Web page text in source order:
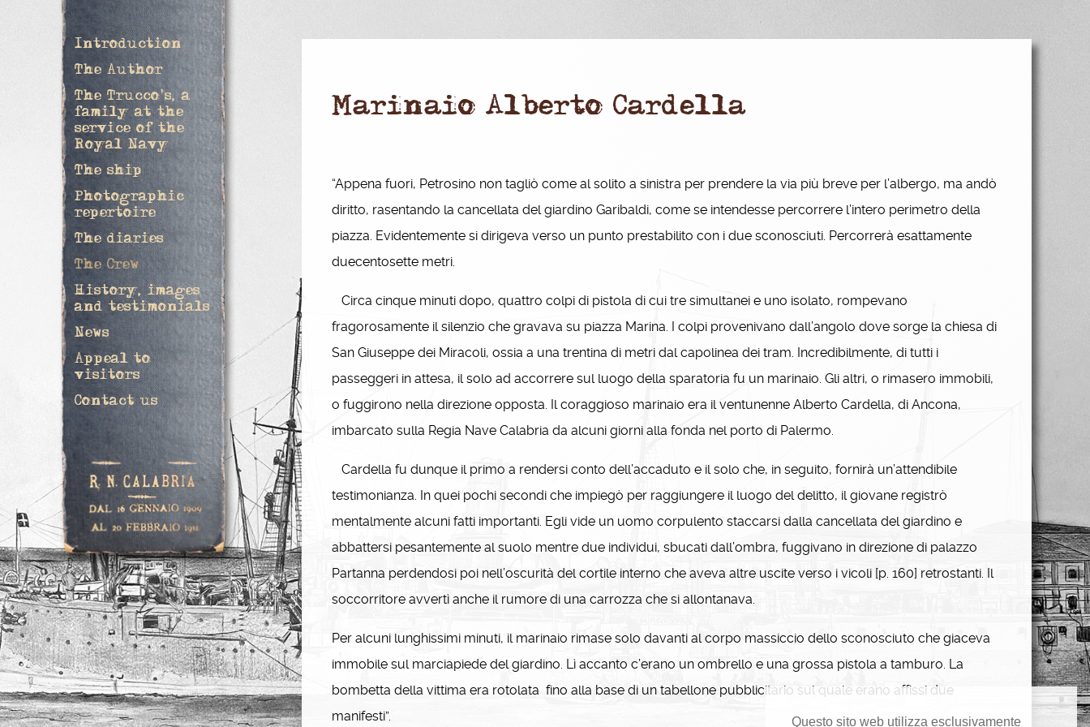
Questo sito web utilizza esclusivamente
Introduction
The Author
The Trucco's, a
family at the
service of the
Royal Navy
The ship
Photographic
repertoire
The diaries
The Crew
History, images
and testimonials
News
Appeal to
visitors
Contact us
Marinaio Alberto Cardella
“Appena fuori, Petrosino non tagliò come al solito a sinistra per prendere la via più breve per l’albergo, ma andò
diritto, rasentando la cancellata del giardino Garibaldi, come se intendesse percorrere l’intero perimetro della
piazza. Evidentemente si dirigeva verso un punto prestabilito con i due sconosciuti. Percorrerà esattamente
duecentosette metri.
Circa cinque minuti dopo, quattro colpi di pistola di cui tre simultanei e uno isolato, rompevano
fragorosamente il silenzio che gravava su piazza Marina. I colpi provenivano dall’angolo dove sorge la chiesa di
San Giuseppe dei Miracoli, ossia a una trentina di metri dal capolinea dei tram. Incredibilmente, di tutti i
passeggeri in attesa, il solo ad accorrere sul luogo della sparatoria fu un marinaio. Gli altri, o rimasero immobili,
o fuggirono nella direzione opposta. Il coraggioso marinaio era il ventunenne Alberto Cardella, di Ancona,
imbarcato sulla Regia Nave Calabria da alcuni giorni alla fonda nel porto di Palermo.
Cardella fu dunque il primo a rendersi conto dell’accaduto e il solo che, in seguito, fornirà un’attendibile
testimonianza. In quei pochi secondi che impiegò per raggiungere il luogo del delitto, il giovane registrò
mentalmente alcuni fatti importanti. Egli vide un uomo corpulento staccarsi dalla cancellata del giardino e
abbattersi pesantemente al suolo mentre due individui, sbucati dall’ombra, fuggivano in direzione di palazzo
Partanna perdendosi poi nell’oscurità del cortile interno che aveva altre uscite verso i vicoli [p. 160] retrostanti. Il
soccorritore avvertì anche il rumore di una carrozza che si allontanava.
Per alcuni lunghissimi minuti, il marinaio rimase solo davanti al corpo massiccio dello sconosciuto che giaceva
immobile sul marciapiede del giardino. Lì accanto c’erano un ombrello e una grossa pistola a tamburo. La
bombetta della vittima era rotolata fino alla base di un tabellone pubblicitario sul quale erano affissi due
manifesti”.